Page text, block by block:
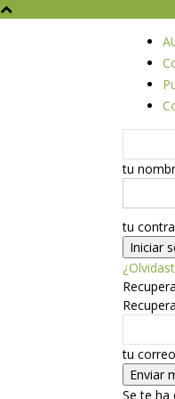
tu
tu
tu
Se te ha